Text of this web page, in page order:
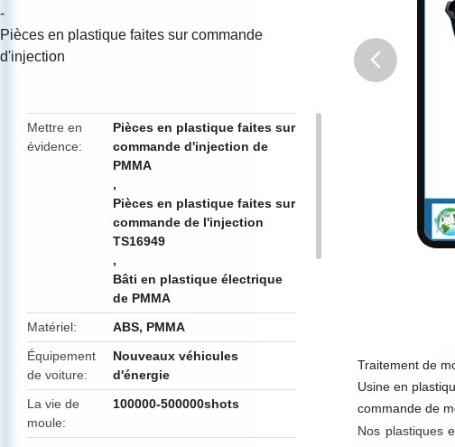
-
Pièces en plastique faites sur commande
d'injection
Mettre en
évidence
Pièces en plastique faites sur
commande d'injection de
PMMA
,
Pièces en plastique faites sur
commande de l'injection
TS16949
,
Bâti en plastique électrique
de PMMA
Matériel
ABS, PMMA
Équipement
de voiture
Nouveaux véhicules
d'énergie
La vie de
moule
100000-500000shots
Traitement de
Usine en
commande de
Nos plastiques